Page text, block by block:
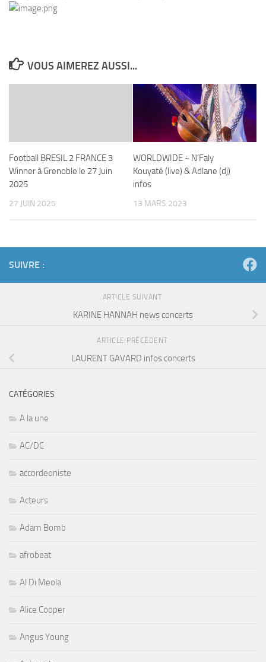
VOUS AIMEREZ AUSSI...
Football BRESIL 2 FRANCE 3
Winner à Grenoble le 27 Juin
2025
27 JUIN 2025
WORLDWIDE ~ N’Faly
Kouyaté (live) & Adlane (dj)
infos
13 MARS 2023
SUIVRE :
ARTICLE SUIVANT
KARINE HANNAH news concerts
ARTICLE PRÉCÉDENT
LAURENT GAVARD infos concerts
CATÉGORIES
A la une
AC/DC
accordeoniste
Acteurs
Adam Bomb
afrobeat
Al Di Meola
Alice Cooper
Angus Young